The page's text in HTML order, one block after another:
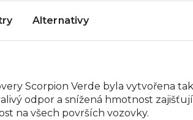
Alternativy
Scorpion Verde byla vytvořena
odpor a snížená hmotnost
na všech površích vozovky.